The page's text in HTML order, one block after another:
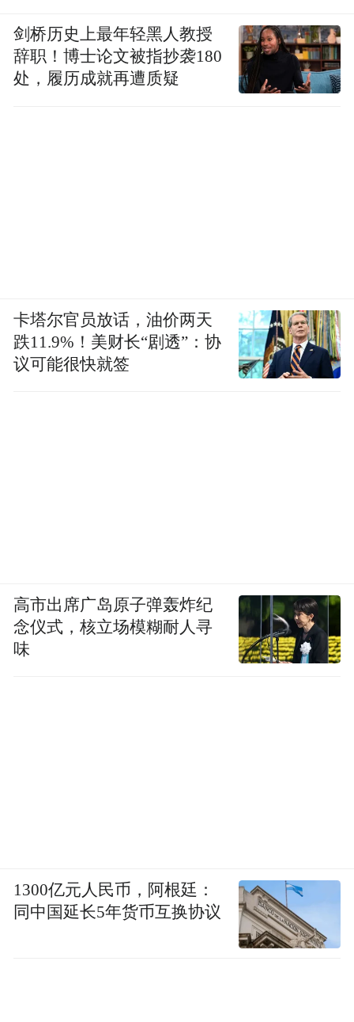
剑桥历史上最年轻黑人教授
辞职！博士论文被指抄袭180
处，履历成就再遭质疑
卡塔尔官员放话，油价两天
跌11.9%！美财长“剧透”：协
议可能很快就签
高市出席广岛原子弹轰炸纪
念仪式，核立场模糊耐人寻
味
1300亿元人民币，阿根廷：
同中国延长5年货币互换协议